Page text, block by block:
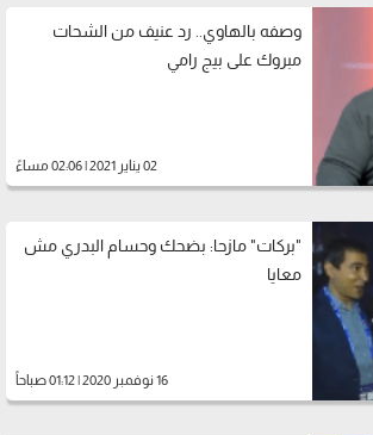
وصفه بالهاوي.. رد عنيف من الشحات
مبروك على بيج رامي
02 يناير 2021 | 02:06 مساءً
"بركات" مازحا: بضحك وحسام البدري مش
معايا
16 نوفمبر 2020 | 01:12 صباحاً